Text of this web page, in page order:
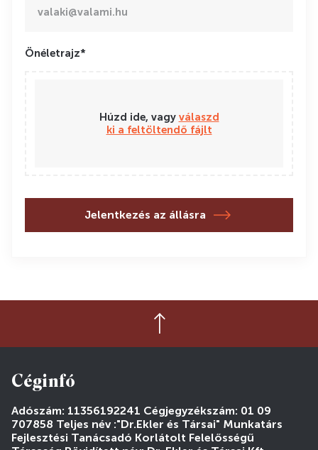
Önéletrajz*
Húzd ide, vagy válaszd
ki a feltöltendő fájlt
Jelentkezés az állásra
Céginfó
Adószám: 11356192241 Cégjegyzékszám: 01 09
707858 Teljes név :"Dr.Ekler és Társai" Munkatárs
Fejlesztési Tanácsadó Korlátolt Felelősségű